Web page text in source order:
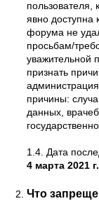
пользователя,
явно доступна
форума не
просьбам/
уважительной
признать
причины:
данных,
1.4. Дата
4 марта 2021 г.
Что